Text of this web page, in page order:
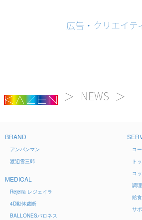
広告・クリエイテ
NEWS
BRAND
アンパンマン
渡辺雪三郎
MEDICAL
Rejeira レジェイラ
4D動体裁断
BALLONESバロネス
コ
ト
コ
調
給
サ